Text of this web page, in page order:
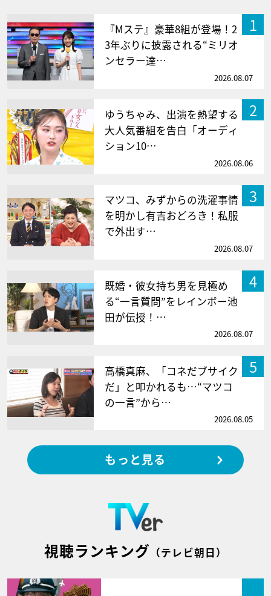
1
『Mステ』豪華8組が登場！2
3年ぶりに披露される“ミリオ
ンセラー達…
2026.08.07
2
ゆうちゃみ、出演を熱望する
大人気番組を告白「オーディ
ション10…
2026.08.06
3
マツコ、みずからの洗濯事情
を明かし有吉おどろき！私服
で外出す…
2026.08.07
4
既婚・彼女持ち男を見極め
る“一言質問”をレインボー池
田が伝授！…
2026.08.07
5
高橋真麻、「コネだブサイク
だ」と叩かれるも…“マツコ
の一言”から…
2026.08.05
もっと見る
視聴ランキング （テレビ朝日）